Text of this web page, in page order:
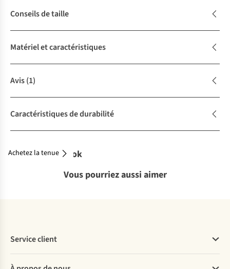
Conseils de taille
Matériel et caractéristiques
Avis(1)
Caractéristiques de durabilité
Complétez le look
Achetez la tenue
Vous pourriez aussi aimer
Service client